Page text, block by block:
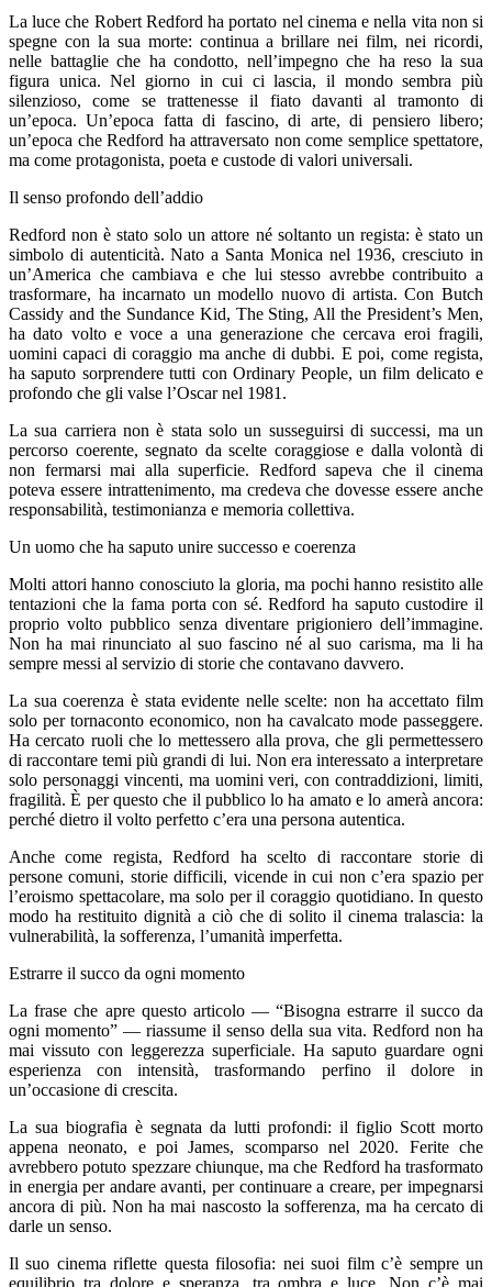
La luce che Robert Redford ha portato nel cinema e nella vita non si
spegne con la sua morte: continua a brillare nei film, nei ricordi,
nelle battaglie che ha condotto, nell’impegno che ha reso la sua
figura unica. Nel giorno in cui ci lascia, il mondo sembra più
silenzioso, come se trattenesse il fiato davanti al tramonto di
un’epoca. Un’epoca fatta di fascino, di arte, di pensiero libero;
un’epoca che Redford ha attraversato non come semplice spettatore,
ma come protagonista, poeta e custode di valori universali.
Il senso profondo dell’addio
Redford non è stato solo un attore né soltanto un regista: è stato un
simbolo di autenticità. Nato a Santa Monica nel 1936, cresciuto in
un’America che cambiava e che lui stesso avrebbe contribuito a
trasformare, ha incarnato un modello nuovo di artista. Con Butch
Cassidy and the Sundance Kid, The Sting, All the President’s Men,
ha dato volto e voce a una generazione che cercava eroi fragili,
uomini capaci di coraggio ma anche di dubbi. E poi, come regista,
ha saputo sorprendere tutti con Ordinary People, un film delicato e
profondo che gli valse l’Oscar nel 1981.
La sua carriera non è stata solo un susseguirsi di successi, ma un
percorso coerente, segnato da scelte coraggiose e dalla volontà di
non fermarsi mai alla superficie. Redford sapeva che il cinema
poteva essere intrattenimento, ma credeva che dovesse essere anche
responsabilità, testimonianza e memoria collettiva.
Un uomo che ha saputo unire successo e coerenza
Molti attori hanno conosciuto la gloria, ma pochi hanno resistito alle
tentazioni che la fama porta con sé. Redford ha saputo custodire il
proprio volto pubblico senza diventare prigioniero dell’immagine.
Non ha mai rinunciato al suo fascino né al suo carisma, ma li ha
sempre messi al servizio di storie che contavano davvero.
La sua coerenza è stata evidente nelle scelte: non ha accettato film
solo per tornaconto economico, non ha cavalcato mode passeggere.
Ha cercato ruoli che lo mettessero alla prova, che gli permettessero
di raccontare temi più grandi di lui. Non era interessato a interpretare
solo personaggi vincenti, ma uomini veri, con contraddizioni, limiti,
fragilità. È per questo che il pubblico lo ha amato e lo amerà ancora:
perché dietro il volto perfetto c’era una persona autentica.
Anche come regista, Redford ha scelto di raccontare storie di
persone comuni, storie difficili, vicende in cui non c’era spazio per
l’eroismo spettacolare, ma solo per il coraggio quotidiano. In questo
modo ha restituito dignità a ciò che di solito il cinema tralascia: la
vulnerabilità, la sofferenza, l’umanità imperfetta.
Estrarre il succo da ogni momento
La frase che apre questo articolo — “Bisogna estrarre il succo da
ogni momento” — riassume il senso della sua vita. Redford non ha
mai vissuto con leggerezza superficiale. Ha saputo guardare ogni
esperienza con intensità, trasformando perfino il dolore in
un’occasione di crescita.
La sua biografia è segnata da lutti profondi: il figlio Scott morto
appena neonato, e poi James, scomparso nel 2020. Ferite che
avrebbero potuto spezzare chiunque, ma che Redford ha trasformato
in energia per andare avanti, per continuare a creare, per impegnarsi
ancora di più. Non ha mai nascosto la sofferenza, ma ha cercato di
darle un senso.
Il suo cinema riflette questa filosofia: nei suoi film c’è sempre un
equilibrio tra dolore e speranza, tra ombra e luce. Non c’è mai